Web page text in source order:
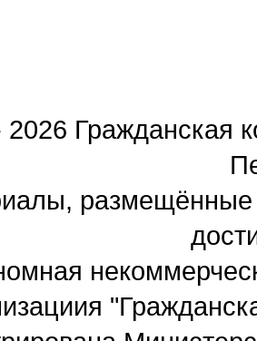
Гражданская
размещённые